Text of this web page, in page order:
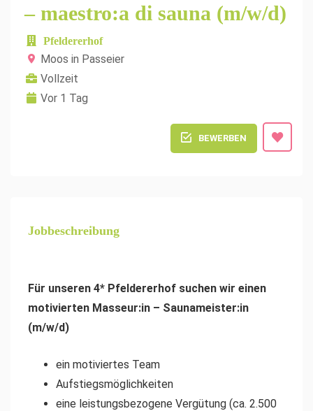
– maestro:a di sauna (m/w/d)
Pfeldererhof
Moos in Passeier
Vollzeit
Vor 1 Tag
BEWERBEN
Jobbeschreibung
Für unseren 4* Pfeldererhof suchen wir einen
motivierten Masseur:in – Saunameister:in
(m/w/d)
ein motiviertes Team
Aufstiegsmöglichkeiten
eine leistungsbezogene Vergütung (ca. 2.500